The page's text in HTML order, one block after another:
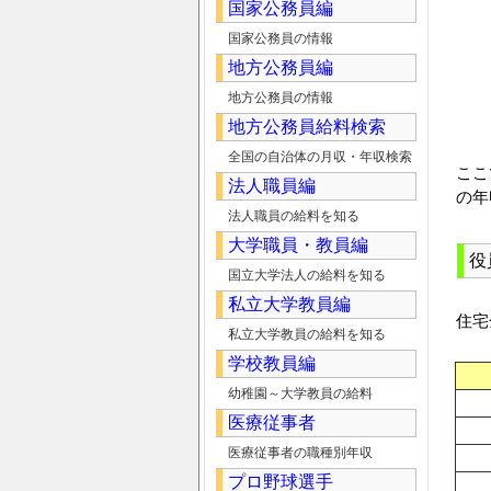
こ
の
役
住
国家公務員編
国家公務員の情報
地方公務員編
地方公務員の情報
地方公務員給料検索
全国の自治体の月収・年収検索
法人職員編
法人職員の給料を知る
大学職員・教員編
国立大学法人の給料を知る
私立大学教員編
私立大学教員の給料を知る
学校教員編
幼稚園～大学教員の給料
医療従事者
医療従事者の職種別年収
プロ野球選手